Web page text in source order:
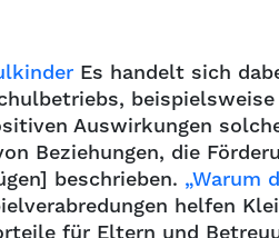
Es handelt sich
Auswirkungen
Beziehungen, die
beschrieben. „Warum
helfen